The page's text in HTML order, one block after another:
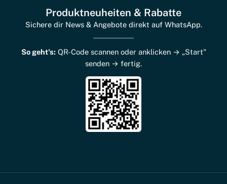
Produktneuheiten & Rabatte
Sichere dir News & Angebote direkt auf WhatsApp.
So geht's: QR-Code scannen oder anklicken → „Start"
senden → fertig.